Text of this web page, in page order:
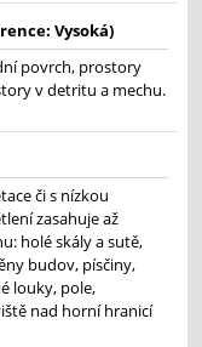
Vysoká)
povrch, prostory
v detritu a mechu.
či s nízkou
zasahuje až
holé skály a sutě,
budov, písčiny,
louky, pole,
nad horní hranicí